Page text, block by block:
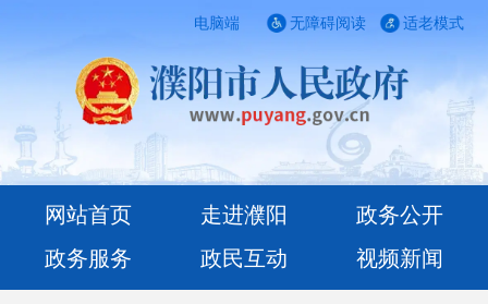
电脑端 适老模式
无障碍阅读
网站首页 走进濮阳
政务公开
政务服务
政民互动 视频新闻